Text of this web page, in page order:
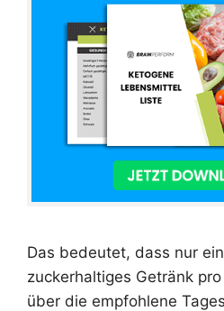
Das bedeutet, dass nur
zuckerhaltiges Getränk
über die empfohlene